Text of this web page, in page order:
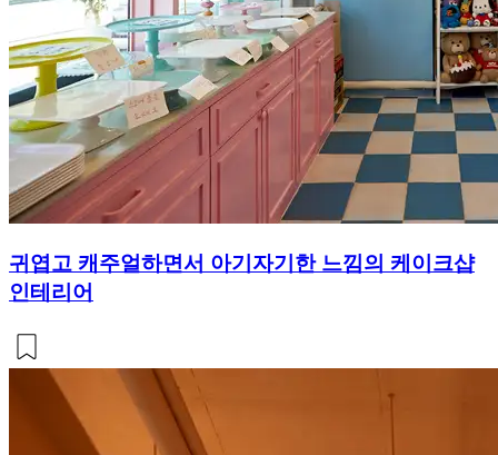
귀엽고 캐주얼하면서 아기자기한 느낌의 케이크샵
인테리어